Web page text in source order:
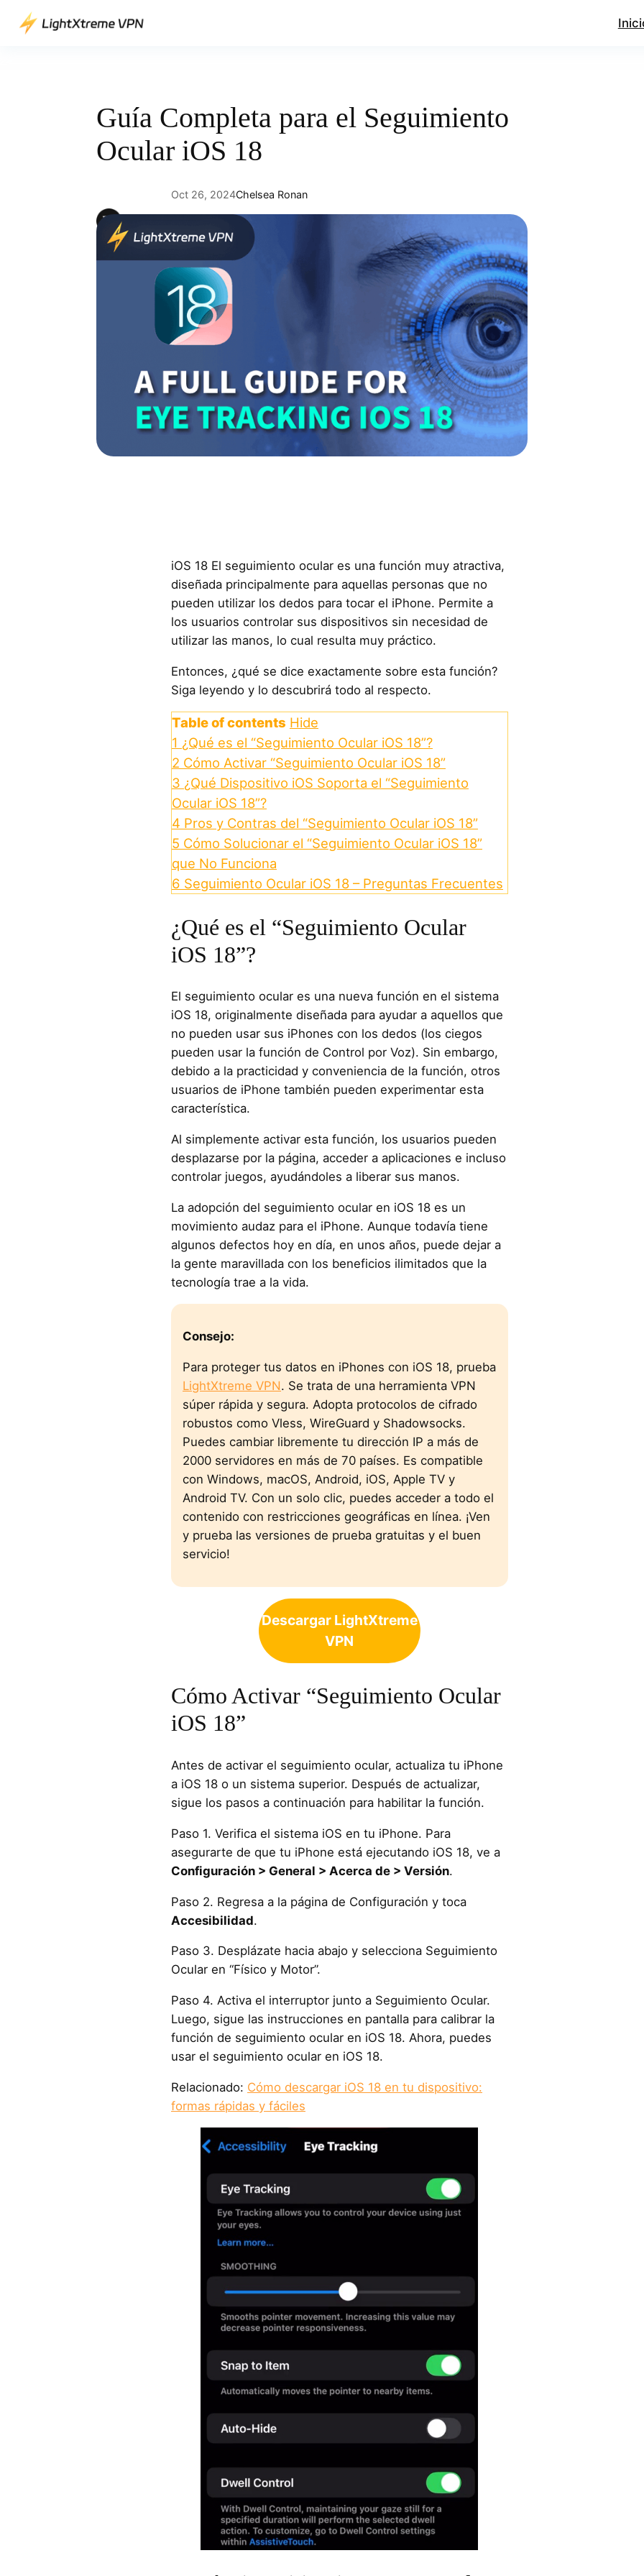
Saltar
Guía Completa para el Seguimiento
Ocular iOS 18
Oct 26, 2024Chelsea Ronan
iOS 18 El seguimiento ocular es una función muy atractiva,
diseñada principalmente para aquellas personas que no
pueden utilizar los dedos para tocar el iPhone. Permite a
los usuarios controlar sus dispositivos sin necesidad de
utilizar las manos, lo cual resulta muy práctico.
Entonces, ¿qué se dice exactamente sobre esta función?
Siga leyendo y lo descubrirá todo al respecto.
Table of contents Hide
1 ¿Qué es el “Seguimiento Ocular iOS 18”?
2 Cómo Activar “Seguimiento Ocular iOS 18”
3 ¿Qué Dispositivo iOS Soporta el “Seguimiento
Ocular iOS 18”?
4 Pros y Contras del “Seguimiento Ocular iOS 18”
5 Cómo Solucionar el “Seguimiento Ocular iOS 18”
que No Funciona
6 Seguimiento Ocular iOS 18 – Preguntas Frecuentes
¿Qué es el “Seguimiento Ocular
iOS 18”?
El seguimiento ocular es una nueva función en el sistema
iOS 18, originalmente diseñada para ayudar a aquellos que
no pueden usar sus iPhones con los dedos (los ciegos
pueden usar la función de Control por Voz). Sin embargo,
debido a la practicidad y conveniencia de la función, otros
usuarios de iPhone también pueden experimentar esta
característica.
Al simplemente activar esta función, los usuarios pueden
desplazarse por la página, acceder a aplicaciones e incluso
controlar juegos, ayudándoles a liberar sus manos.
La adopción del seguimiento ocular en iOS 18 es un
movimiento audaz para el iPhone. Aunque todavía tiene
algunos defectos hoy en día, en unos años, puede dejar a
la gente maravillada con los beneficios ilimitados que la
tecnología trae a la vida.
Consejo:
Para proteger tus datos en iPhones con iOS 18, prueba
LightXtreme VPN. Se trata de una herramienta VPN
súper rápida y segura. Adopta protocolos de cifrado
robustos como Vless, WireGuard y Shadowsocks.
Puedes cambiar libremente tu dirección IP a más de
2000 servidores en más de 70 países. Es compatible
con Windows, macOS, Android, iOS, Apple TV y
Android TV. Con un solo clic, puedes acceder a todo el
contenido con restricciones geográficas en línea. ¡Ven
y prueba las versiones de prueba gratuitas y el buen
servicio!
Descargar LightXtreme
VPN
Cómo Activar “Seguimiento Ocular
iOS 18”
Antes de activar el seguimiento ocular, actualiza tu iPhone
a iOS 18 o un sistema superior. Después de actualizar,
sigue los pasos a continuación para habilitar la función.
Paso 1. Verifica el sistema iOS en tu iPhone. Para
asegurarte de que tu iPhone está ejecutando iOS 18, ve a
Configuración > General > Acerca de > Versión.
Paso 2. Regresa a la página de Configuración y toca
Accesibilidad.
Paso 3. Desplázate hacia abajo y selecciona Seguimiento
Ocular en “Físico y Motor”.
Paso 4. Activa el interruptor junto a Seguimiento Ocular.
Luego, sigue las instrucciones en pantalla para calibrar la
función de seguimiento ocular en iOS 18. Ahora, puedes
usar el seguimiento ocular en iOS 18.
Relacionado: Cómo descargar iOS 18 en tu dispositivo:
formas rápidas y fáciles